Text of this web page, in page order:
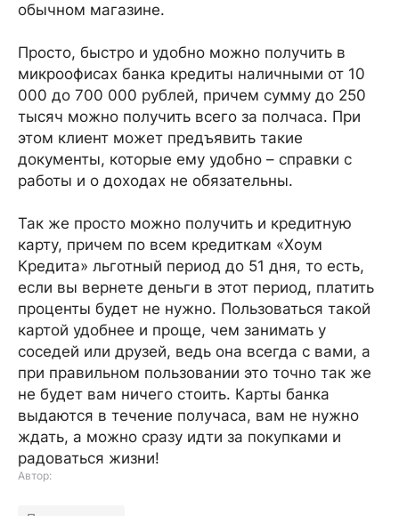
обычном магазине.
Просто, быстро и удобно можно получить в
микроофисах банка кредиты наличными от 10
000 до 700 000 рублей, причем сумму до 250
тысяч можно получить всего за полчаса. При
этом клиент может предъявить такие
документы, которые ему удобно – справки с
работы и о доходах не обязательны.
Так же просто можно получить и кредитную
карту, причем по всем кредиткам «Хоум
Кредита» льготный период до 51 дня, то есть,
если вы вернете деньги в этот период, платить
проценты будет не нужно. Пользоваться такой
картой удобнее и проще, чем занимать у
соседей или друзей, ведь она всегда с вами, а
при правильном пользовании это точно так же
не будет вам ничего стоить. Карты банка
выдаются в течение получаса, вам не нужно
ждать, а можно сразу идти за покупками и
радоваться жизни!
Автор: